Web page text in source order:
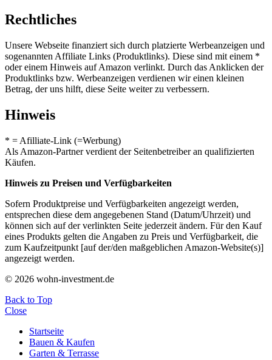
Rechtliches
Unsere Webseite finanziert sich durch platzierte Werbeanzeigen und
sogenannten Affiliate Links (Produktlinks). Diese sind mit einem *
oder einem Hinweis auf Amazon verlinkt. Durch das Anklicken der
Produktlinks bzw. Werbeanzeigen verdienen wir einen kleinen
Betrag, der uns hilft, diese Seite weiter zu verbessern.
Hinweis
* = Afilliate-Link (=Werbung)
Als Amazon-Partner verdient der Seitenbetreiber an qualifizierten
Käufen.
Hinweis zu Preisen und Verfügbarkeiten
Sofern Produktpreise und Verfügbarkeiten angezeigt werden,
entsprechen diese dem angegebenen Stand (Datum/Uhrzeit) und
können sich auf der verlinkten Seite jederzeit ändern. Für den Kauf
eines Produkts gelten die Angaben zu Preis und Verfügbarkeit, die
zum Kaufzeitpunkt [auf der/den maßgeblichen Amazon-Website(s)]
angezeigt werden.
© 2026 wohn-investment.de
Back to Top
Close
Startseite
Bauen & Kaufen
Garten & Terrasse